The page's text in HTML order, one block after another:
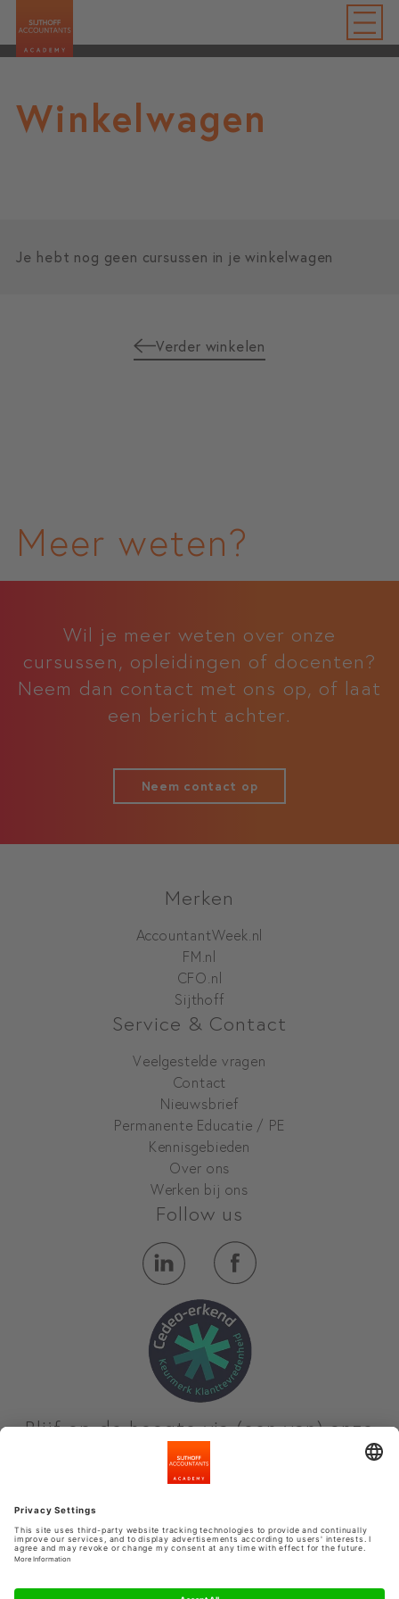
Winkelwagen
Je hebt nog geen cursussen in je winkelwagen
Verder winkelen
Meer weten?
Wil je meer weten over onze
cursussen, opleidingen of docenten?
Neem dan contact met ons op, of laat
een bericht achter.
Neem contact op
Merken
AccountantWeek.nl
FM.nl
CFO.nl
Sijthoff
Service & Contact
Veelgestelde vragen
Contact
Nieuwsbrief
Permanente Educatie / PE
Kennisgebieden
Over ons
Werken bij ons
Follow us
Blijf op de hoogte via (een van) onze
nieuwsbrieven
Privacyinstellingen